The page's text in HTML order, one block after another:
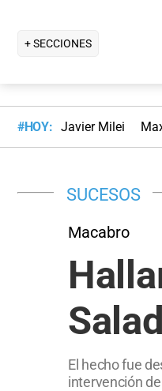
+ SECCIONES
#HOY: Javier Milei
SUCESOS
Macabro
El hecho fue
intervención